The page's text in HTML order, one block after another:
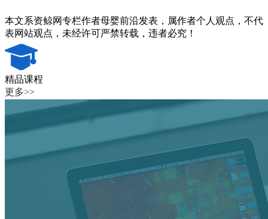
本文系资鲸网专栏作者母婴前沿发表，属作者个人观点，不代
表网站观点，未经许可严禁转载，违者必究！
精品课程
更多>>